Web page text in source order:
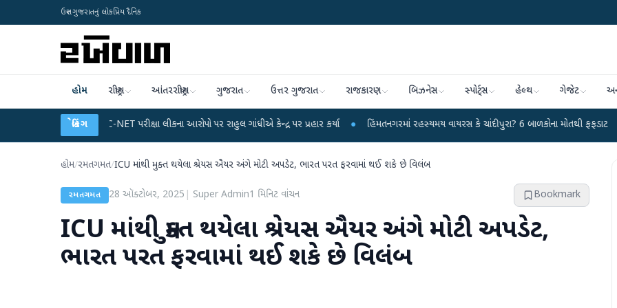
ઉત્તર ગુજરાતનું લોકપ્રિય દૈનિક
હોમ રાષ્ટ્રીય આંતરરાષ્ટ્રીય ગુજરાત ઉત્તર ગુજરાત રાજકારણ બિઝનેસ સ્પોર્ટ્સ હેલ્થ ગેજેટ
બ્રેકિંગ
UGC-NET પરીક્ષા લીકના આરોપો પર રાહુલ ગાંધીએ કેન્દ્ર પર પ્રહાર કર્યા ● હિંમતનગરમાં રહસ્યમય વાયરસ કે ચાંદીપુરા? 6 બાળકોના મોતથી ફફડાટ ● હવામાન
હોમ/રમતગમત/ICU માંથી મુક્ત થયેલા શ્રેયસ ઐયર અંગે મોટી અપડેટ, ભારત પરત ફરવામાં થઈ શકે છે વિલંબ
રમતગમત 28 ઑક્ટોબર, 2025 Super Admin1 મિનિટ વાંચન Bookmark
ICU માંથી મુક્ત થયેલા શ્રેયસ ઐયર અંગે મોટી અપડેટ,
ભારત પરત ફરવામાં થઈ શકે છે વિલંબ